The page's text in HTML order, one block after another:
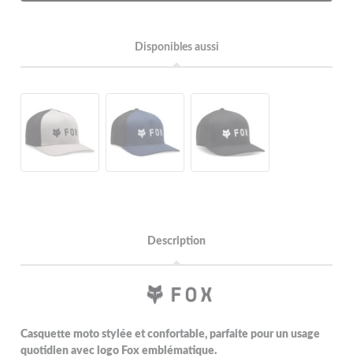
Disponibles aussi
Description
Casquette moto stylée et confortable, parfaite pour un usage
quotidien avec logo Fox emblématique.